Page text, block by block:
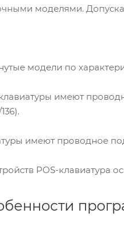
моделями.
модели по
имеют
имеют проводное
POS-клавиатура